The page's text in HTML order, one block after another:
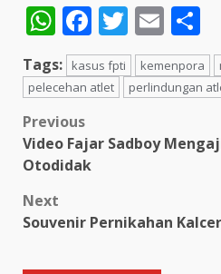
WhatsApp
Facebook
Twitter
Email
Tags: kasus fpti kemenpora
pelecehan atlet
perlindungan
Post
navigation
Previous
Video Fajar Sadboy
Otodidak
Next
Souvenir Pernikahan